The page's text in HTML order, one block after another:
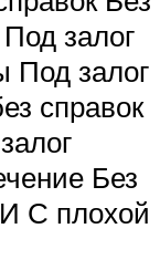
залог
Под залог
справок
Без
С плохой